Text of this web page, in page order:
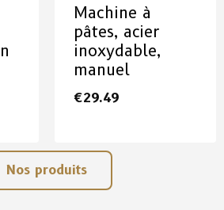
Machine à
pâtes, acier
inoxydable,
manuel
€29.49
Nos produits